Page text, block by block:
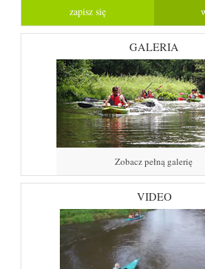
GALERIA
Zobacz pełną galerię
VIDEO